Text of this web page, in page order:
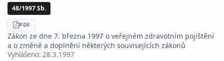
48/1997 Sb.
STÁHNOUT
PDF
Zákon ze dne 7. března 1997 o veřejném zdravotním pojištění
a o změně a doplnění některých souvisejících zákonů
Vyhlášeno: 28.3.1997